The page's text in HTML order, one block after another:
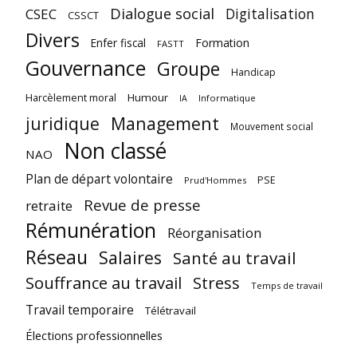
CSEC CSSCT Dialogue social Digitalisation
Divers Enfer fiscal FASTT Formation
Gouvernance Groupe Handicap
Harcèlement moral Humour IA Informatique
juridique Management Mouvement social
NAO Non classé
Plan de départ volontaire Prud'Hommes PSE
retraite Revue de presse
Rémunération Réorganisation
Réseau Salaires Santé au travail
Souffrance au travail Stress Temps de travail
Travail temporaire Télétravail
Élections professionnelles